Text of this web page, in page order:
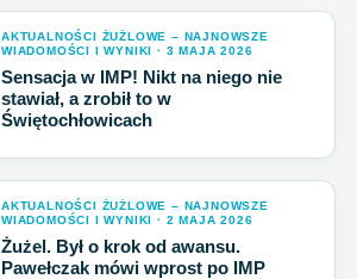
AKTUALNOŚCI ŻUŻLOWE – NAJNOWSZE
WIADOMOŚCI I WYNIKI · 3 MAJA 2026
Sensacja w IMP! Nikt na niego nie
stawiał, a zrobił to w
Świętochłowicach
AKTUALNOŚCI ŻUŻLOWE – NAJNOWSZE
WIADOMOŚCI I WYNIKI · 2 MAJA 2026
Żużel. Był o krok od awansu.
Pawełczak mówi wprost po IMP